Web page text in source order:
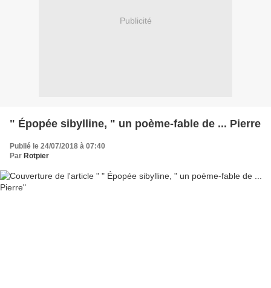
Publicité
" Épopée sibylline, " un poème-fable de ... Pierre
Publié le 24/07/2018 à 07:40
Par Rotpier